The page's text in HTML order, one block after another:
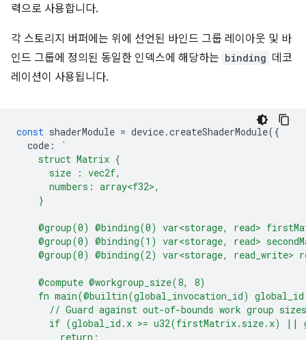
력으로 사용합니다.
각 스토리지 버퍼에는 위에 선언된 바인드 그룹 레이아웃 및 바
인드 그룹에 정의된 동일한 인덱스에 해당하는 binding 데코
레이션이 사용됩니다.
const shaderModule = device.createShaderModule({
code :
`
    struct Matrix {
      size : vec2f,
      numbers: array<f32>,
    }
@group(0) @binding(0) var<storage, read>
@group(0) @binding(1) var<storage, read>
@group(0) @binding(2) var<storage, read_write>
    @compute @workgroup_size(8, 8)
fn main(@builtin(global_invocation_id)
      // Guard against out-of-bounds work group sizes
if (global_id.x >= u32(firstMatrix.size.x) ||
        return;